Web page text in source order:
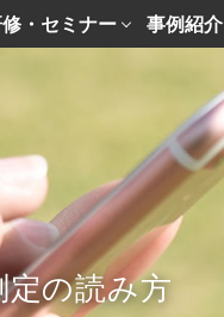
・セミナー 事例紹介
の読み方